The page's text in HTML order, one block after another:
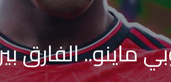
ماينو.. الفارق